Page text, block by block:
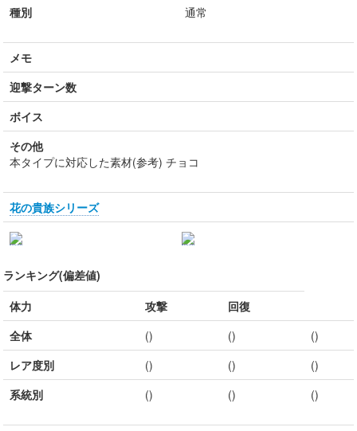
種別 通常
メモ
迎撃ターン数
ボイス
その他
本タイプに対応した素材(参考) チョコ
花の貴族シリーズ
ランキング(偏差値)
体力
攻撃
回復
全体
() ()
()
レア度別
() ()
()
系統別
() () ()